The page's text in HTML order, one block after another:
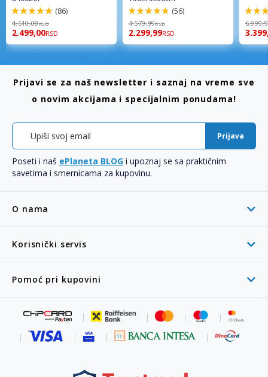
98%
(86)
4.610,00RSD
2.499,00RSD
96%
(56)
4.579,99RSD
2.299,99RSD
92%
O nama
Korisnički servis
Pomoć pri kupovini
Prijavi se za naš newsletter i saznaj na vreme sve
o novim akcijama i specijalnim ponudama!
Prijava
Poseti i naš ePlaneta BLOG i upoznaj se sa praktičnim
savetima i smernicama za kupovinu.